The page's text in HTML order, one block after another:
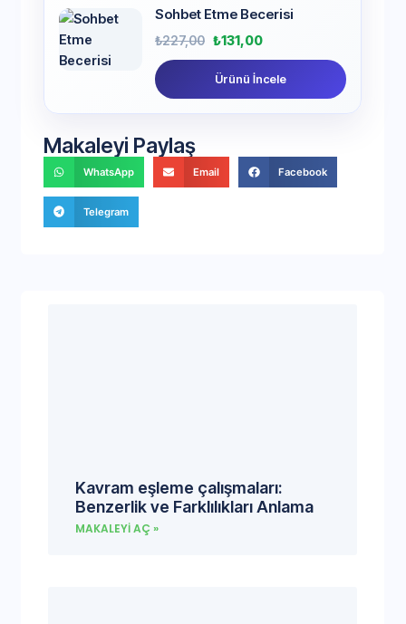
Sohbet Etme Becerisi
₺227,00 ₺131,00
Ürünü İncele
Makaleyi Paylaş
WhatsApp Email Facebook
Telegram
Kavram eşleme çalışmaları:
Benzerlik ve Farklılıkları Anlama
MAKALEYI AÇ »